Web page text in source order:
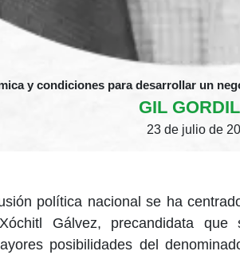
y condiciones para desarrollar un
GIL
23 de julio de
política nacional se ha
Gálvez, precandidata que
posibilidades del